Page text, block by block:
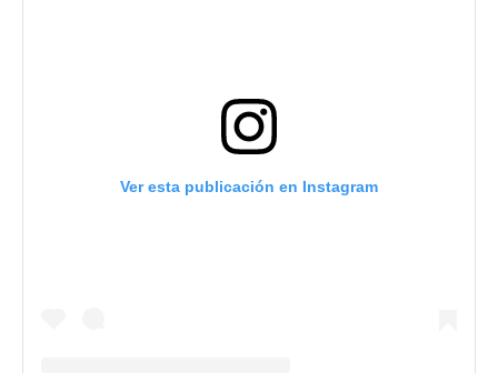
Ver esta publicación en Instagram